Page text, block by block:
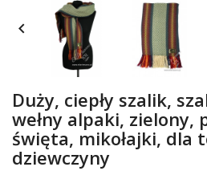

Duży, ciepły szalik,
wełny alpaki, zielony,
święta, mikołajki, dla
dziewczyny